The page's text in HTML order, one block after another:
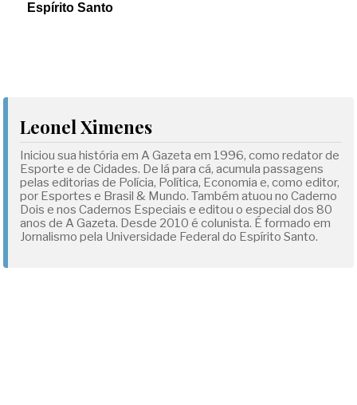
Espírito Santo
Leonel Ximenes
Iniciou sua história em A Gazeta em 1996, como redator de
Esporte e de Cidades. De lá para cá, acumula passagens
pelas editorias de Polícia, Política, Economia e, como editor,
por Esportes e Brasil & Mundo. Também atuou no Caderno
Dois e nos Cadernos Especiais e editou o especial dos 80
anos de A Gazeta. Desde 2010 é colunista. É formado em
Jornalismo pela Universidade Federal do Espírito Santo.